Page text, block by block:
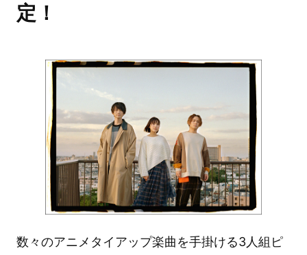
定！
数々のアニメタイアップ楽曲を手掛ける3人組ピ